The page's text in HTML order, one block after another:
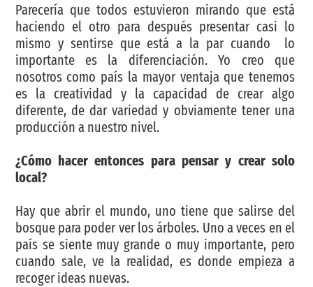
Parecería que todos estuvieron mirando que está
haciendo el otro para después presentar casi lo
mismo y sentirse que está a la par cuando lo
importante es la diferenciación. Yo creo que
nosotros como país la mayor ventaja que tenemos
es la creatividad y la capacidad de crear algo
diferente, de dar variedad y obviamente tener una
producción a nuestro nivel.
¿Cómo hacer entonces para pensar y crear solo
local?
Hay que abrir el mundo, uno tiene que salirse del
bosque para poder ver los árboles. Uno a veces en el
país se siente muy grande o muy importante, pero
cuando sale, ve la realidad, es donde empieza a
recoger ideas nuevas.